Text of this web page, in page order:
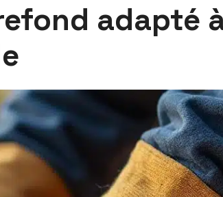
adapté